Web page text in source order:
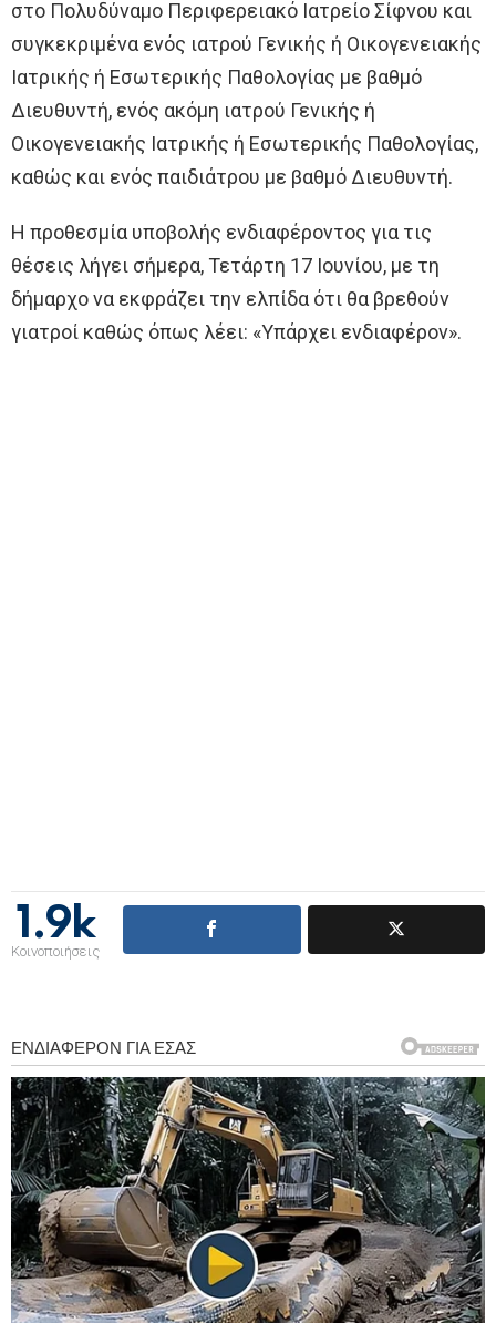
στο Πολυδύναμο Περιφερειακό Ιατρείο Σίφνου και
συγκεκριμένα ενός ιατρού Γενικής ή Οικογενειακής
Ιατρικής ή Εσωτερικής Παθολογίας με βαθμό
Διευθυντή, ενός ακόμη ιατρού Γενικής ή
Οικογενειακής Ιατρικής ή Εσωτερικής Παθολογίας,
καθώς και ενός παιδιάτρου με βαθμό Διευθυντή.
Η προθεσμία υποβολής ενδιαφέροντος για τις
θέσεις λήγει σήμερα, Τετάρτη 17 Ιουνίου, με τη
δήμαρχο να εκφράζει την ελπίδα ότι θα βρεθούν
γιατροί καθώς όπως λέει: «Υπάρχει ενδιαφέρον».
1.9k
Κοινοποιήσεις